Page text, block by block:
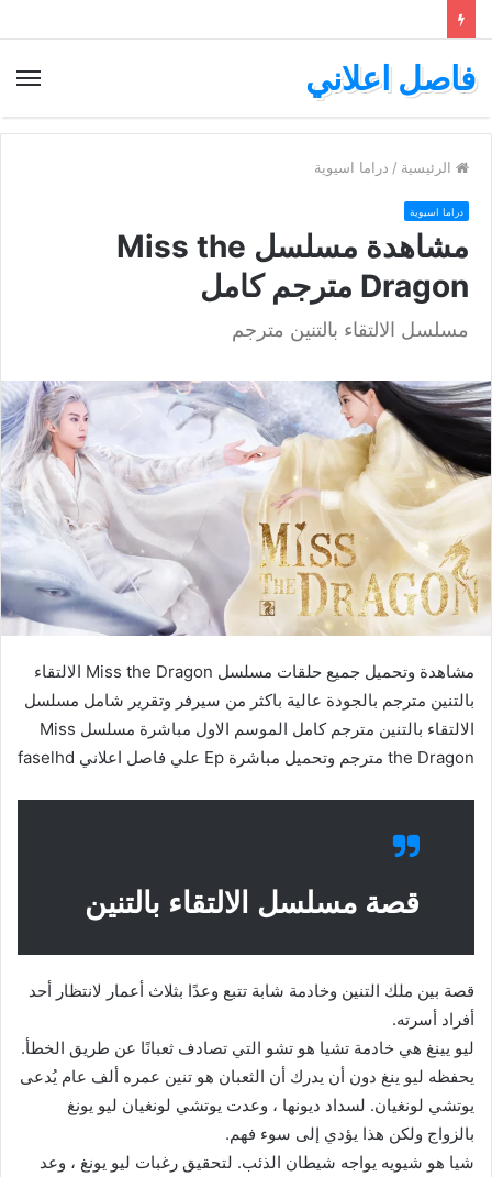
فاصل اعلاني
الرئيسية / دراما اسيوية
دراما اسيوية
مشاهدة مسلسل Miss the
Dragon مترجم كامل
مسلسل الالتقاء بالتنين مترجم
مشاهدة وتحميل جميع حلقات مسلسل Miss the Dragon الالتقاء
بالتنين مترجم بالجودة عالية باكثر من سيرفر وتقرير شامل مسلسل
الالتقاء بالتنين مترجم كامل الموسم الاول مباشرة مسلسل Miss
the Dragon مترجم وتحميل مباشرة Ep علي فاصل اعلاني faselhd
قصة مسلسل الالتقاء بالتنين
قصة بين ملك التنين وخادمة شابة تتبع وعدًا بثلاث أعمار لانتظار أحد
أفراد أسرته.
ليو يينغ هي خادمة تشيا هو تشو التي تصادف ثعبانًا عن طريق الخطأ.
يحفظه ليو ينغ دون أن يدرك أن الثعبان هو تنين عمره ألف عام يُدعى
يوتشي لونغيان. لسداد ديونها ، وعدت يوتشي لونغيان ليو يونغ
بالزواج ولكن هذا يؤدي إلى سوء فهم.
شيا هو شيويه يواجه شيطان الذئب. لتحقيق رغبات ليو يونغ ، وعد